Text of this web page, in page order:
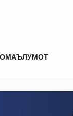
МАЪЛУМОТ